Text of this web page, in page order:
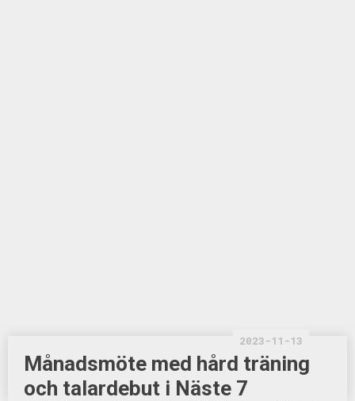
2023-11-13
Månadsmöte med hård träning
och talardebut i Näste 7